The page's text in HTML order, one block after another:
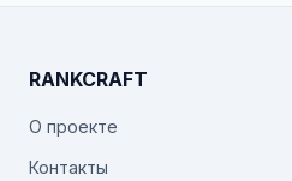
RANKCRAFT
О проекте
Контакты